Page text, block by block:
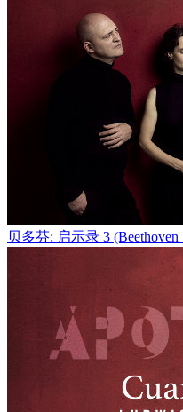
贝多芬: 启示录 3 (Beethoven